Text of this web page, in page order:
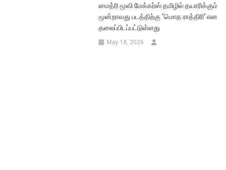
மைத்ரி மூவி மேக்கர்ஸ் தமிழில் தயாரிக்கும்
மூன்றாவது படத்திற்கு ‘மொத ராத்திரி’ என
தலைப்பிடப்பட்டுள்ளது
May 18, 2026